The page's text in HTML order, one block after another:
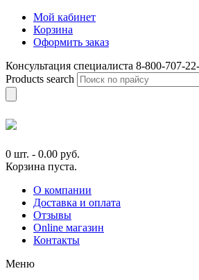
Мой кабинет
Корзина
Оформить заказ
Консультация специалиста 8-800-707-
Products search
0 шт. - 0.00 руб.
Корзина пуста.
О компании
Доставка и оплата
Отзывы
Online магазин
Контакты
Меню